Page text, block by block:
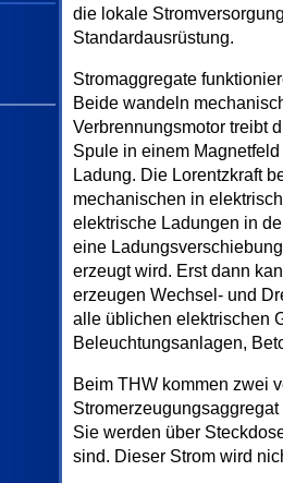
die lokale
Standardausrüstung.
Stromaggregate
Beide wandeln
Verbrennungsmotor treibt
Spule in einem
Ladung. Die Lorentzkraft
mechanischen in
elektrische Ladungen in
eine
erzeugt wird. Erst dann
erzeugen Wechsel- und
alle üblichen elektrischen
Beleuchtungsanlagen,
Beim THW kommen zwei
Sie werden über
sind. Dieser Strom wird